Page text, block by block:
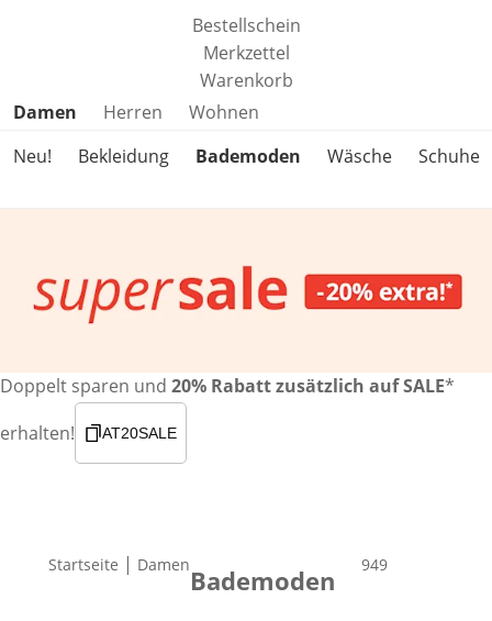
Bestellschein
Merkzettel
Warenkorb
Produktkategorien überspringen
Damen Herren
Wohnen
Neu!
Bekleidung Bademoden Wäsche Schuhe
Doppelt sparen und 20% Rabatt zusätzlich auf SALE*
erhalten!
AT20SALE
Startseite | DamenBademoden Produkte
949